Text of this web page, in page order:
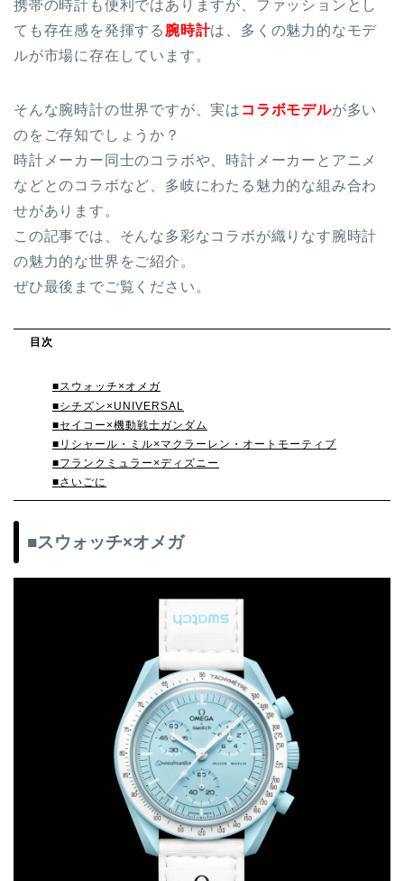
携帯の時計も便利ではありますが、ファッションとし
ても存在感を発揮する 腕時計は、多くの魅力的なモデ
ルが市場に存在しています。
そんな腕時計の世界ですが、実は コラボモデルが多い
のをご存知でしょうか？
時計メーカー同士のコラボや、時計メーカーとアニメ
などとのコラボなど、多岐にわたる魅力的な組み合わ
せがあります。
この記事では、そんな多彩なコラボが織りなす腕時計
の魅力的な世界をご紹介。
ぜひ最後までご覧ください。
目次
■スウォッチ×オメガ
■シチズン×UNIVERSAL
■‬セイコー×機動戦士ガンダム
‬■リシャール・ミル×マクラーレン・オートモーティブ
‬■フランクミュラー×ディズニー
‬■さいごに
■スウォッチ×オメガ